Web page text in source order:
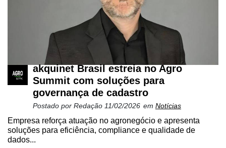
akquinet Brasil estreia no Agro
Summit com soluções para
governança de cadastro
Postado por Redação 11/02/2026 em Notícias
Empresa reforça atuação no agronegócio e apresenta
soluções para eficiência, compliance e qualidade de
dados...